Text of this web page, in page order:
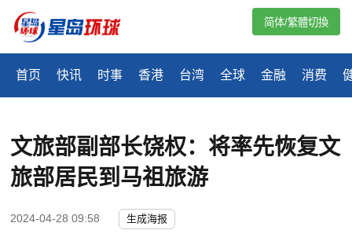
首页 快讯 时事 香港 台湾 全球 金融 消费
简体/繁體切換
文旅部副部长饶权：将率先恢复文
旅部居民到马祖旅游
2024-04-28 09:58 生成海报